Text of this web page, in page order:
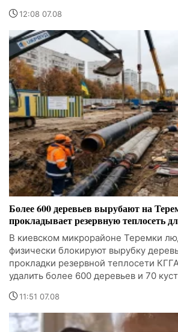
12:08 07.08
Более 600 деревьев вырубают на
прокладывает резервную теплосеть
В киевском микрорайоне Теремки
физически блокируют вырубку
прокладки резервной теплосети
удалить более 600 деревьев и 70
11:51 07.08